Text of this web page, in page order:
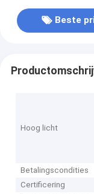
Beste
Hoog licht
Betalingscondities
Certificering